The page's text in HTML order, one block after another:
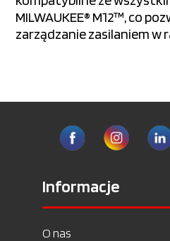
MILWAUKEE® M12™, co
zarządzanie zasilaniem w
Informacje
O nas